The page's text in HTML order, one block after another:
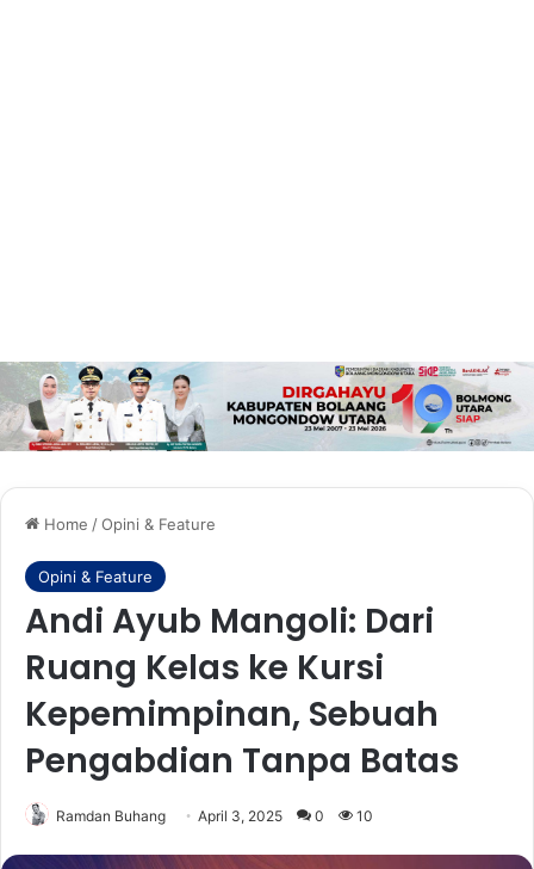
Home /Opini & Feature
Opini & Feature
Andi Ayub Mangoli: Dari
Ruang Kelas ke Kursi
Kepemimpinan, Sebuah
Pengabdian Tanpa Batas
Ramdan Buhang April 3, 2025 0 10